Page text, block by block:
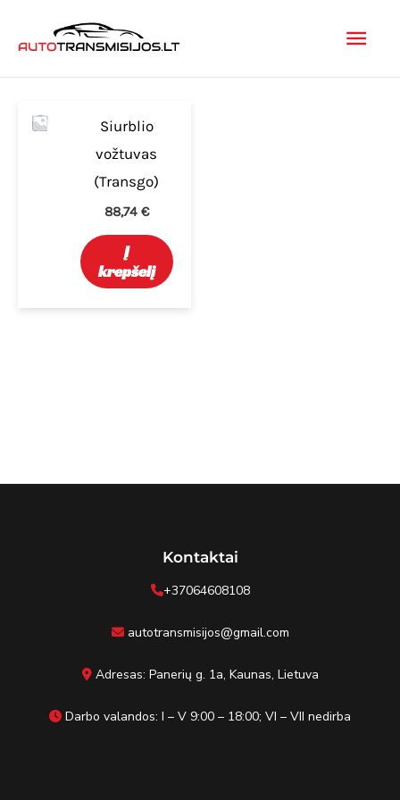
prie
Siurblio
vožtuvas
(Transgo)
88,74 €
Į
krepšelį
Kontaktai
+37064608108
autotransmisijos@gmail.com
Adresas: Panerių g. 1a, Kaunas, Lietuva
Darbo valandos: I – V 9:00 – 18:00; VI – VII nedirba